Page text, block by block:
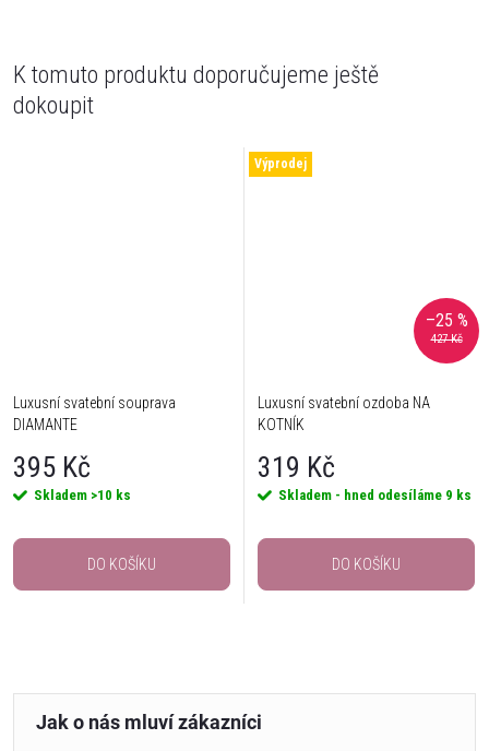
K tomuto produktu doporučujeme ještě
dokoupit
Luxusní svatební souprava
DIAMANTE
395 Kč
Skladem >10 ks
DO KOŠÍKU
Výprodej
427 Kč
–25 %
Luxusní svatební ozdoba NA
KOTNÍK
319 Kč
Skladem - hned odesíláme 9 ks
DO KOŠÍKU